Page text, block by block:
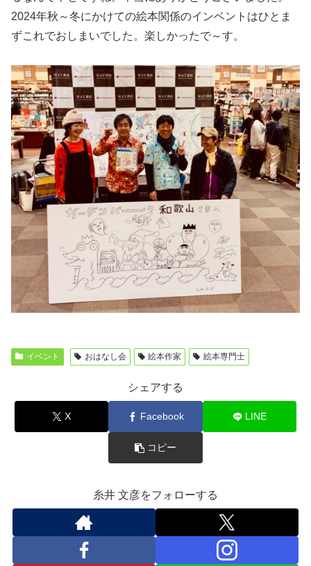
2024年秋～冬にかけての絵本関係のインベントはひとま
ずこれでおしまいでした。楽しかったで～す。
イベント おはなし会 絵本作家 絵本専門士
シェアする
X Facebook LINE
コピー
糸井 文彦をフォローする